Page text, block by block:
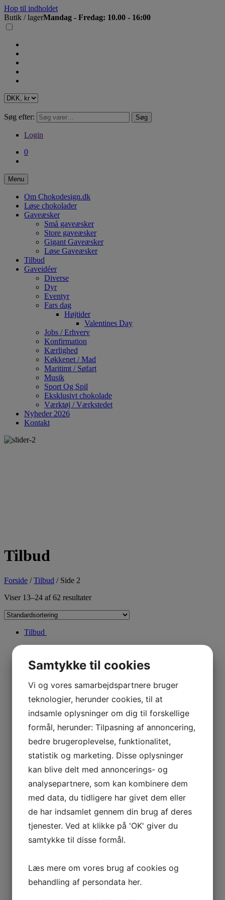
Hop til indholdet
Butik / lagerMandag - Fredag: 10.00 - 16:00
Søg efter: Søg
Login
0
Menu
Om Chokodesign.dk
Løse chokolader
Gaveæsker
Små gaveæsker
Store gaveæsker
Gigant Gaveæsker
Løse Gaveæsker
Tilbud
Gaveidéer
Diverse
Dyr
Eventyr
Fars dag
Højtider
Valentines Day
Jobs / Erhverv
Konfirmation
Kærlighed
Køkkenet / Mad
Maritimt / Søfart
Musik
Sport Og Spil
Eksklusivt chokolade
Værktøj / Værkstedet
Nyheder 2026
Kontakt
Tilbud
Forside /Tilbud / Side 2
Viser 13–24 af 62 resultater
Tilbud
40,00
Tilbud
Formel 1 bil ( GRØN ) 50 g
kr50,00 kr40,00
Formel 1 bil ( RØD ) 50 g
Tilbud
Formel 1 bil ( SØLV ) 50 g
kr50,00 kr40,00
Tilbud
kr170,00 kr140,00
Samtykke til cookies
Vi og vores samarbejdspartnere bruger
teknologier, herunder cookies, til at
indsamle oplysninger om dig til forskellige
formål, herunder: Tilpasning af annoncering,
bedre brugeroplevelse, funktionalitet,
statistik og marketing. Disse oplysninger
kan blive delt med annoncerings- og
analysepartnere, som kan kombinere dem
med data, du tidligere har givet dem eller
de har indsamlet gennem din brug af deres
tjenester. Ved at klikke på 'OK' giver du
samtykke til disse formål.
Læs mere om vores brug af cookies og
behandling af persondata her.